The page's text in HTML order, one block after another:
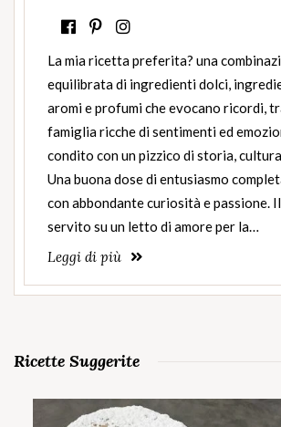
La mia ricetta preferita? una
equilibrata di ingredienti dolci,
aromi e profumi che evocano ricordi,
famiglia ricche di sentimenti ed
condito con un pizzico di storia,
Una buona dose di entusiasmo
con abbondante curiosità e passione.
servito su un letto di amore per la…
Leggi di più
Ricette Suggerite